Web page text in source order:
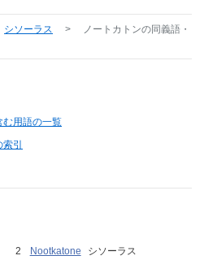
シソーラス > ノートカトンの同義語・
む用語の一覧
引
Nootkatone
シソーラス